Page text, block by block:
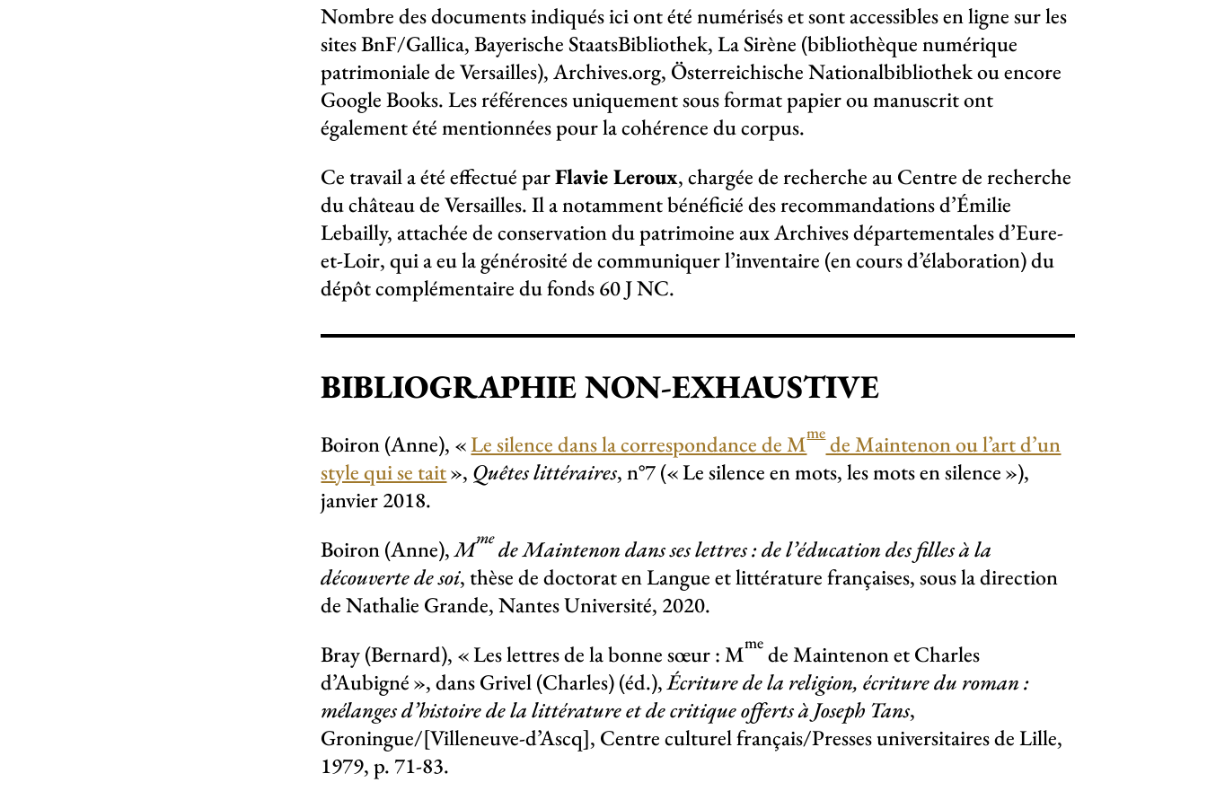
Nombre des documents indiqués ici ont été numérisés et sont accessibles en ligne sur les
sites BnF/Gallica, Bayerische StaatsBibliothek, La Sirène (bibliothèque numérique
patrimoniale de Versailles), Archives.org, Österreichische Nationalbibliothek ou encore
Google Books. Les références uniquement sous format papier ou manuscrit ont
également été mentionnées pour la cohérence du corpus.
Ce travail a été effectué parFlavie Leroux, chargée de recherche au Centre de recherche
du château de Versailles. Il a notamment bénéficié des recommandations d’Émilie
Lebailly, attachée de conservation du patrimoine aux Archives départementales d’Eure-
et-Loir, qui a eu la générosité de communiquer l’inventaire (en cours d’élaboration) du
dépôt complémentaire du fonds 60 J NC.
BIBLIOGRAPHIE NON-EXHAUSTIVE
Boiron (Anne), «Le silence dans la correspondance de Mmede Maintenon ou l’art d’un
style qui se tait», Quêtes littéraires, n°7 («Le silence en mots, les mots en silence»),
janvier 2018.
Boiron (Anne),Mmede Maintenon dans ses lettres : de l’éducation des filles à la
découverte de soi, thèse de doctorat en Langue et littérature françaises, sous la direction
de Nathalie Grande, Nantes Université, 2020.
Bray (Bernard), «Les lettres de la bonne sœur : Mme de Maintenon et Charles
d’Aubigné», dans Grivel (Charles) (éd.),Écriture de la religion, écriture du roman :
mélanges d’histoire de la littérature et de critique offerts à Joseph Tans,
Groningue/[Villeneuve-d’Ascq], Centre culturel français/Presses universitaires de Lille,
1979, p. 71-83.